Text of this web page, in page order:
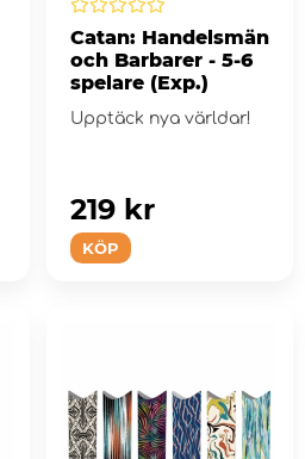
Catan: Handelsmän
och Barbarer - 5-6
spelare (Exp.)
Upptäck nya världar!
KÖP
219 kr